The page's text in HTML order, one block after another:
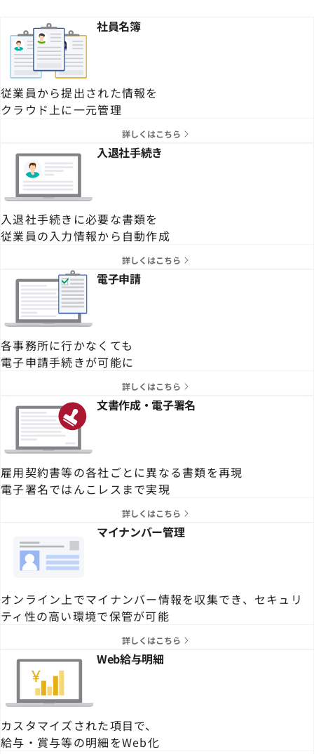
社員名簿
従業員から提出された情報を
クラウド上に一元管理
詳しくはこちら
入退社手続き
入退社手続きに必要な書類を
従業員の入力情報から自動作成
詳しくはこちら
電子申請
各事務所に行かなくても
電子申請手続きが可能に
詳しくはこちら
文書作成・電子署名
雇用契約書等の各社ごとに異なる書類を再現
電子署名ではんこレスまで実現
詳しくはこちら
マイナンバー管理
オンライン上でマイナンバー情報を収集でき、セキュリ
ティ性の高い環境で保管が可能
詳しくはこちら
Web給与明細
カスタマイズされた項目で、
給与・賞与等の明細をWeb化